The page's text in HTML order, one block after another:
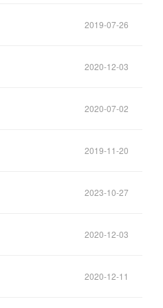
2019-07-26
2020-12-03
2020-07-02
2019-11-20
2023-10-27
2020-12-03
2020-12-11